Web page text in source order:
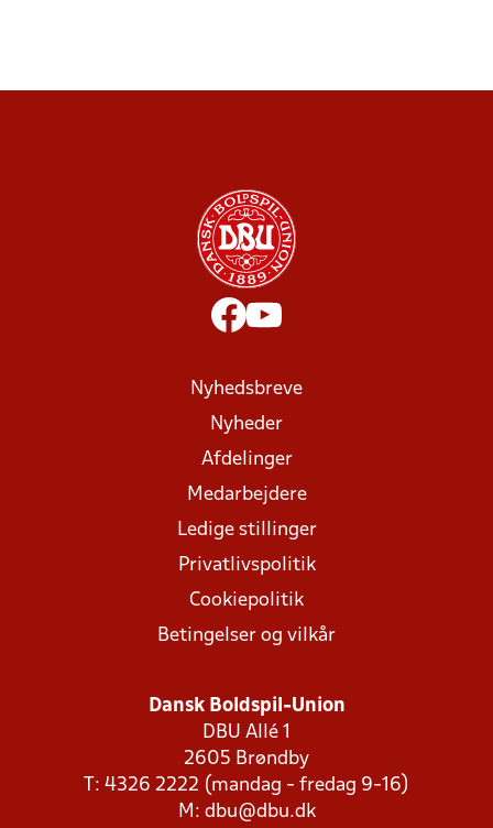
Nyhedsbreve
Nyheder
Afdelinger
Medarbejdere
Ledige stillinger
Privatlivspolitik
Cookiepolitik
Betingelser og vilkår
Dansk Boldspil-Union
DBU Allé 1
2605 Brøndby
T: 4326 2222 (mandag - fredag 9-16)
M: dbu@dbu.dk